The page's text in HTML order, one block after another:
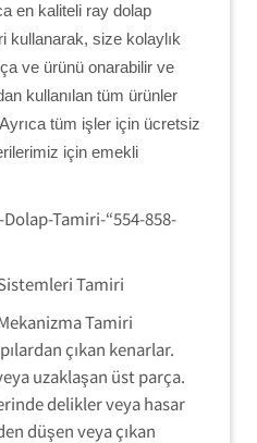
en kaliteli ray dolap
kullanarak, size kolaylık
ve ürünü onarabilir ve
kullanılan tüm ürünler
tüm işler için ücretsiz
için emekli
Tamiri
Tamiri
çıkan kenarlar.
uzaklaşan üst parça.
delikler veya hasar
düşen veya çıkan